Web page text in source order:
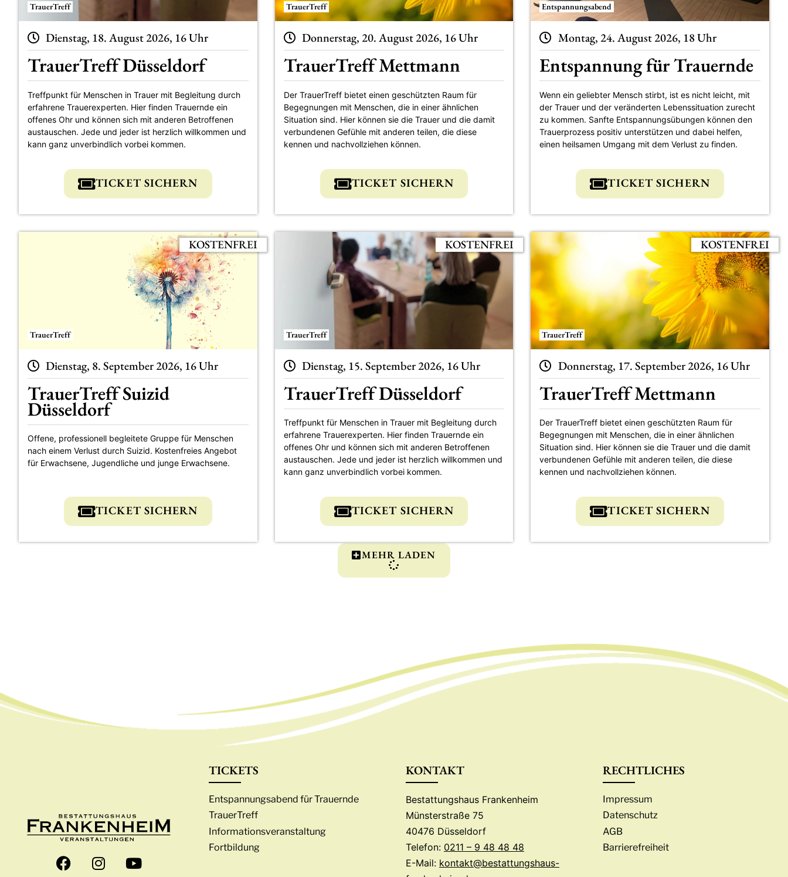
TrauerTreff
Dienstag, 18. August 2026, 16 Uhr
TrauerTreff Düsseldorf
Treffpunkt für Menschen in Trauer mit Begleitung durch
erfahrene Trauerexperten. Hier finden Trauernde ein
offenes Ohr und können sich mit anderen Betroffenen
austauschen. Jede und jeder ist herzlich willkommen und
kann ganz unverbindlich vorbei kommen.
TICKET SICHERN
TrauerTreff
Donnerstag, 20. August 2026, 16 Uhr
TrauerTreff Mettmann
Der TrauerTreff bietet einen geschützten Raum für
Begegnungen mit Menschen, die in einer ähnlichen
Situation sind. Hier können sie die Trauer und die damit
verbundenen Gefühle mit anderen teilen, die diese
kennen und nachvollziehen können.
TICKET SICHERN
Entspannungsabend
Montag, 24. August 2026, 18 Uhr
Entspannung für Trauernde
Wenn ein geliebter Mensch stirbt, ist es nicht leicht, mit
der Trauer und der veränderten Lebenssituation zurecht
zu kommen. Sanfte Entspannungsübungen können den
Trauerprozess positiv unterstützen und dabei helfen,
einen heilsamen Umgang mit dem Verlust zu finden.
TICKET SICHERN
KOSTENFREI
TrauerTreff
Dienstag, 8. September 2026, 16 Uhr
TrauerTreff Suizid
Düsseldorf
Offene, professionell begleitete Gruppe für Menschen
nach einem Verlust durch Suizid. Kostenfreies Angebot
für Erwachsene, Jugendliche und junge Erwachsene.
TICKET SICHERN
KOSTENFREI
TrauerTreff
Dienstag, 15. September 2026, 16 Uhr
TrauerTreff Düsseldorf
Treffpunkt für Menschen in Trauer mit Begleitung durch
erfahrene Trauerexperten. Hier finden Trauernde ein
offenes Ohr und können sich mit anderen Betroffenen
austauschen. Jede und jeder ist herzlich willkommen und
kann ganz unverbindlich vorbei kommen.
TICKET SICHERN
KOSTENFREI
TrauerTreff
Donnerstag, 17. September 2026, 16 Uhr
TrauerTreff Mettmann
Der TrauerTreff bietet einen geschützten Raum für
Begegnungen mit Menschen, die in einer ähnlichen
Situation sind. Hier können sie die Trauer und die damit
verbundenen Gefühle mit anderen teilen, die diese
kennen und nachvollziehen können.
TICKET SICHERN
MEHR LADEN
TICKETS
Entspannungsabend für Trauernde
TrauerTreff
Informationsveranstaltung
Fortbildung
KONTAKT
Bestattungshaus Frankenheim
Münsterstraße 75
40476 Düsseldorf
Telefon: 0211 – 9 48 48 48
E-Mail: kontakt@bestattungshaus-
RECHTLICHES
Impressum
Datenschutz
AGB
Barrierefreiheit